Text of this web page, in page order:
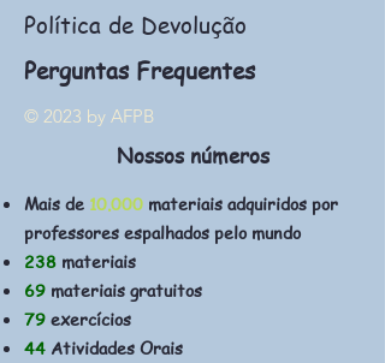
Política de Devolução
Perguntas Frequentes
© 2023 by AFPB
Nossos números
Mais de 10.000 materiais adquiridos por
professores espalhados pelo mundo
238 materiais
69 materiais gratuitos
79 exercícios
44 Atividades Orais